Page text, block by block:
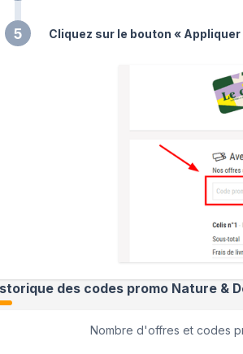
5 Cliquez sur le bouton «
des codes promo Nature &
Nombre d'offres et codes